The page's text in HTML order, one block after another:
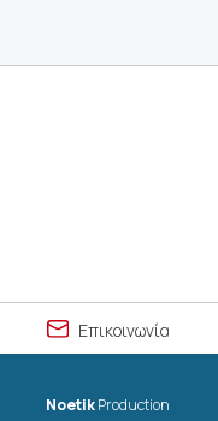
Επικοινωνία
NoetikProduction